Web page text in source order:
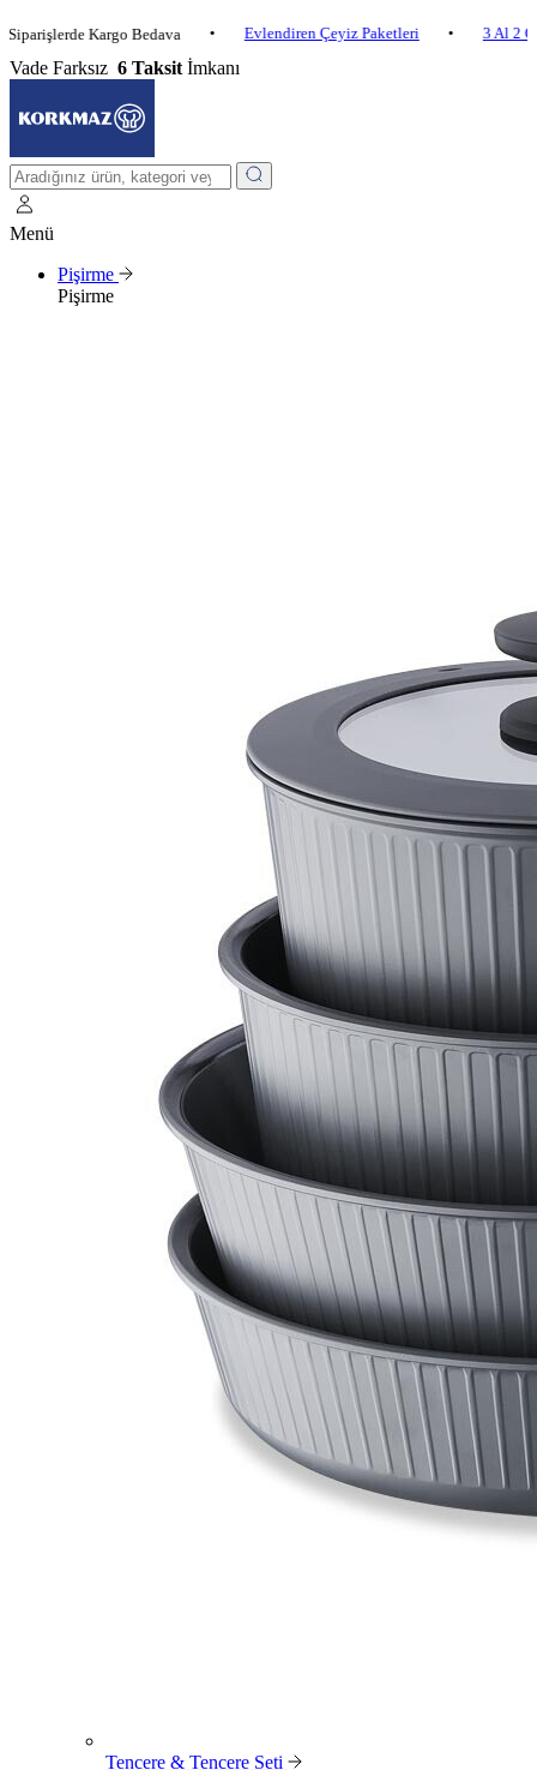
Kargo Bedava • Evlendiren Çeyiz Paketleri • 3 Al 2 Öde
Vade Farksız 6 Taksit İmkanı
Menü
Pişirme
Pişirme
Tencere & Tencere Seti